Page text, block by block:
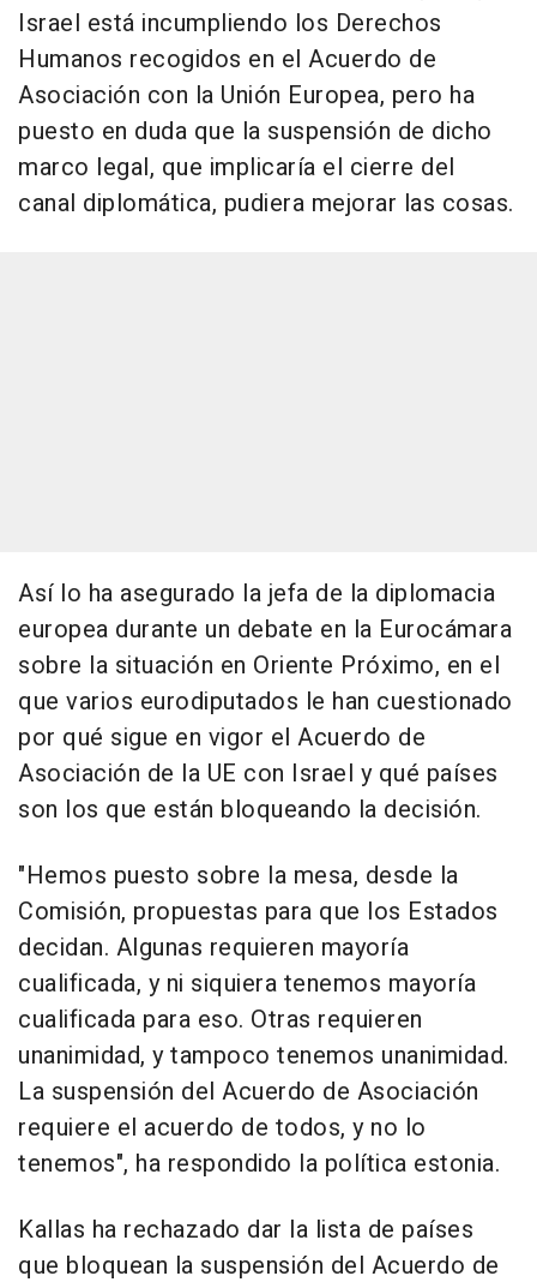
Israel está incumpliendo los Derechos
Humanos recogidos en el Acuerdo de
Asociación con la Unión Europea, pero ha
puesto en duda que la suspensión de dicho
marco legal, que implicaría el cierre del
canal diplomática, pudiera mejorar las cosas.
Así lo ha asegurado la jefa de la diplomacia
europea durante un debate en la Eurocámara
sobre la situación en Oriente Próximo, en el
que varios eurodiputados le han cuestionado
por qué sigue en vigor el Acuerdo de
Asociación de la UE con Israel y qué países
son los que están bloqueando la decisión.
"Hemos puesto sobre la mesa, desde la
Comisión, propuestas para que los Estados
decidan. Algunas requieren mayoría
cualificada, y ni siquiera tenemos mayoría
cualificada para eso. Otras requieren
unanimidad, y tampoco tenemos unanimidad.
La suspensión del Acuerdo de Asociación
requiere el acuerdo de todos, y no lo
tenemos", ha respondido la política estonia.
Kallas ha rechazado dar la lista de países
que bloquean la suspensión del Acuerdo de